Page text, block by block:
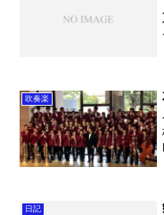
吹奏楽
日記